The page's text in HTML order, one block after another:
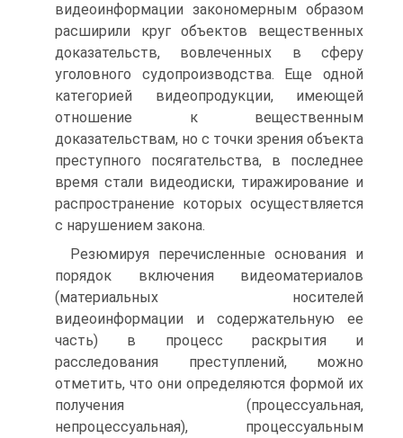
видеоинформации закономерным образом
расширили круг объектов вещественных
доказательств, вовлеченных в сферу
уголовного судопроизводства. Еще одной
категорией видеопродукции, имеющей
отношение к вещественным
доказательствам, но с точки зрения объекта
преступного посягательства, в последнее
время стали видеодиски, тиражирование и
распространение которых осуществляется
с нарушением закона.
Резюмируя перечисленные основания и
порядок включения видеоматериалов
(материальных носителей
видеоинформации и содержательную ее
часть) в процесс раскрытия и
расследования преступлений, можно
отметить, что они определяются формой их
получения (процессуальная,
непроцессуальная), процессуальным